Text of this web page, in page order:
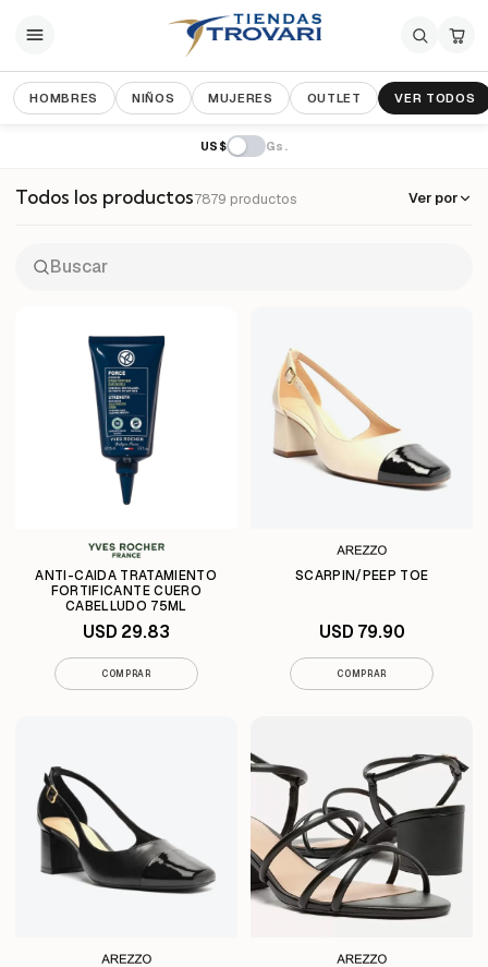
×
HOMBRES NIÑOS MUJERES OUTLET VER TODOS
US$ Gs.
Todos los productos7879 productos Ver por
ANTI-CAIDA TRATAMIENTO
FORTIFICANTE CUERO
CABELLUDO 75ML
USD 29.83
COMPRAR
SCARPIN/PEEP TOE
USD 79.90
COMPRAR